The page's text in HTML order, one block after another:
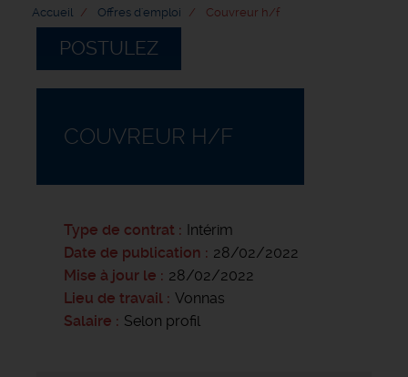
Accueil Offres d'emploi Couvreur h/f
POSTULEZ
COUVREUR H/F
Type de contrat
Intérim
Date de publication
28/02/2022
Mise à jour le
28/02/2022
Lieu de travail
Vonnas
Salaire
Selon profil